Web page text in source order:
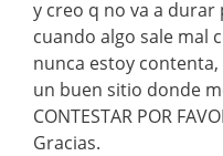
y creo q no va a
cuando algo sale mal
nunca estoy contenta,
un buen sitio donde
CONTESTAR POR
Gracias.